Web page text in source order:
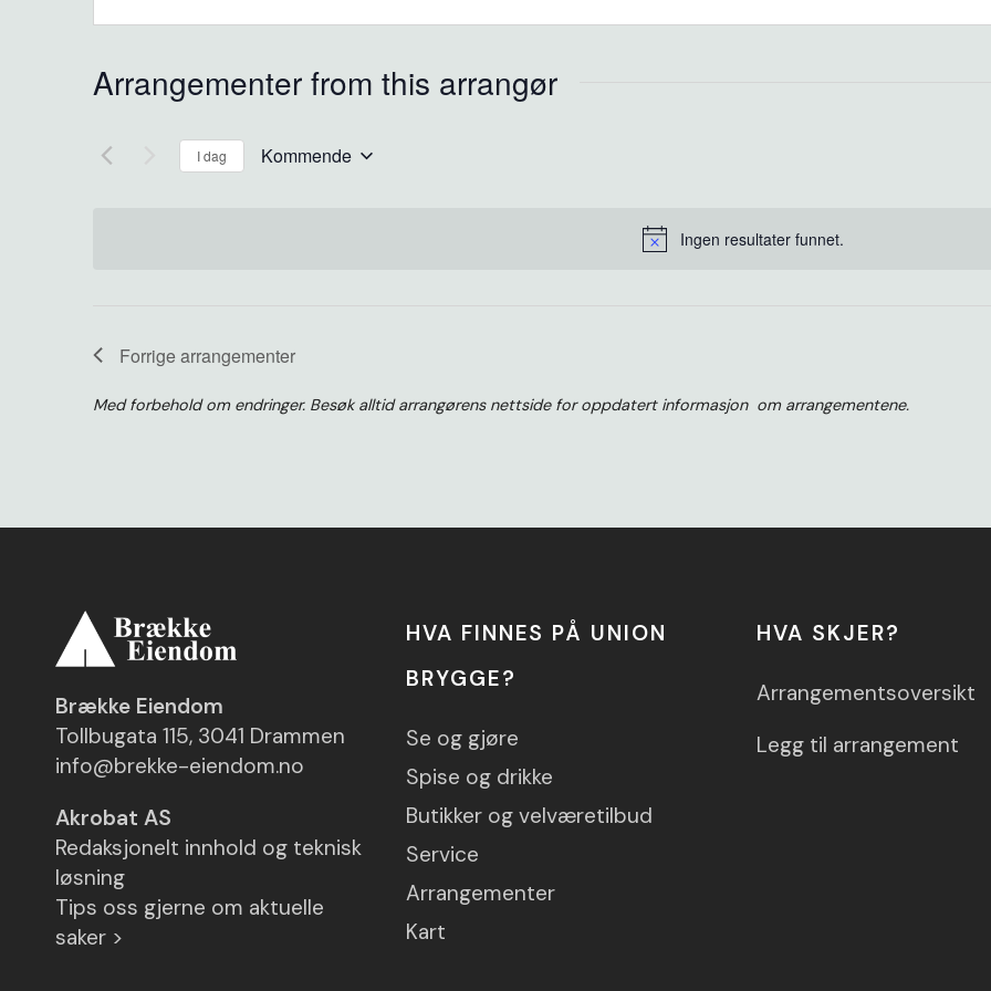
Merknad
Ingen resultater funnet.
Arrangementer from this arrangør
I dag Kommende
Forrigearrangementer
Med forbehold om endringer. Besøk alltid arrangørens nettside for oppdatert informasjon om arrangementene.
Brække Eiendom
Tollbugata 115, 3041 Drammen
info@brekke-eiendom.no
Akrobat AS
Redaksjonelt innhold og teknisk
løsning
Tips oss gjerne om aktuelle
saker >
HVA FINNES PÅ UNION
BRYGGE?
Se og gjøre
Spise og drikke
Butikker og velværetilbud
Service
Arrangementer
Kart
HVA SKJER?
Arrangementsoversikt
Legg til arrangement